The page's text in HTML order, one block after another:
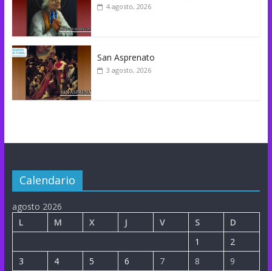
4 agosto, 2026
San Asprenato
3 agosto, 2026
Calendario
agosto 2026
L
M X J V S
D
1
2
3
4 5 6 7 8
9